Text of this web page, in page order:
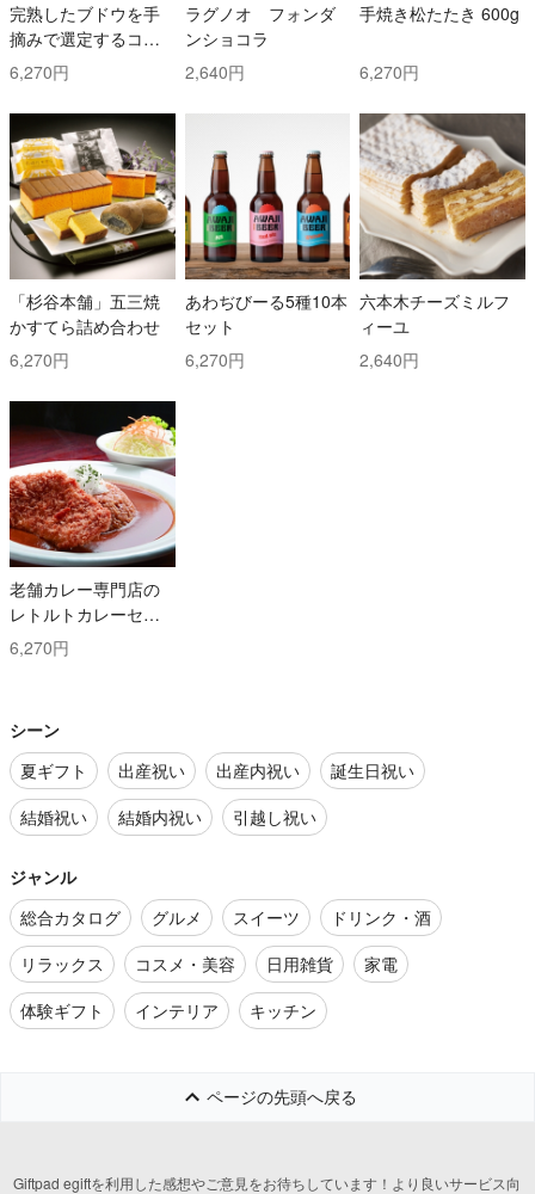
完熟したブドウを手
摘みで選定するコス
トと時間を掛けた白
ワイン2本セット！ ト
ッリ社/トレッビアー
ノ・ダブルッツォ 42
0 & コッリ・アプルテ
ィーニ 420 ぺコリー
ノ
6,270円
ラグノオ フォンダ
ンショコラ
2,640円
手焼き松たたき 600g
6,270円
「杉谷本舗」五三焼
かすてら詰め合わせ
6,270円
あわぢびーる5種10本
セット
6,270円
六本木チーズミルフ
ィーユ
2,640円
老舗カレー専門店の
レトルトカレーセッ
ト
6,270円
シーン
夏ギフト
出産祝い 出産内祝い
誕生日祝い
結婚祝い
結婚内祝い 引越し祝い
ジャンル
総合カタログ
グルメ スイーツ
ドリンク・酒
リラックス
コスメ・美容 日用雑貨
家電
体験ギフト
インテリア キッチン
ページの先頭へ戻る
Giftpad egiftを利用した感想やご意見をお待ちしています！より良いサービス向